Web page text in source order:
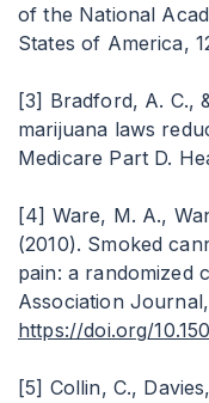
of the National
States of America,
[3] Bradford, A. C.,
marijuana laws
Medicare Part D.
[4] Ware, M. A.,
(2010). Smoked
pain: a randomized
Association
https://doi.org/
[5] Collin, C.,